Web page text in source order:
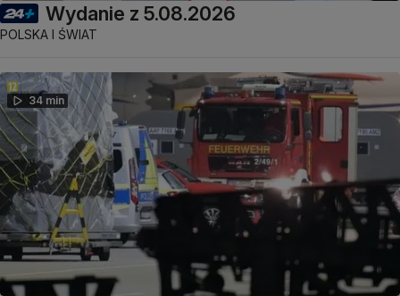
Wydanie z 5.08.2026
POLSKA I ŚWIAT
34 min